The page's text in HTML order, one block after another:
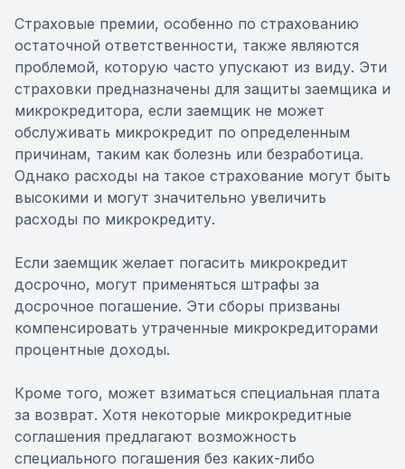
Страховые премии, особенно по страхованию
остаточной ответственности, также являются
проблемой, которую часто упускают из виду. Эти
страховки предназначены для защиты заемщика и
микрокредитора, если заемщик не может
обслуживать микрокредит по определенным
причинам, таким как болезнь или безработица.
Однако расходы на такое страхование могут быть
высокими и могут значительно увеличить
расходы по микрокредиту.
Если заемщик желает погасить микрокредит
досрочно, могут применяться штрафы за
досрочное погашение. Эти сборы призваны
компенсировать утраченные микрокредиторами
процентные доходы.
Кроме того, может взиматься специальная плата
за возврат. Хотя некоторые микрокредитные
соглашения предлагают возможность
специального погашения без каких-либо